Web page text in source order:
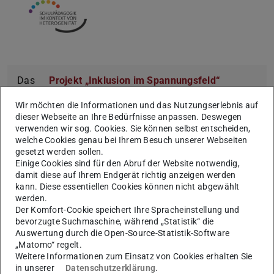
Das
Projekt „Inklusion im Spannungsfeld“
schul-, sonder- und allgemeinpädagogischen sowie
soziologischen Perspektiven den institutionellen
Wandel im Bildungsbereich, der durch den
Inklusionsanspruch in Gang gesetzt wurde. Das
Projekt wird in Kooperation mit
Inklusionsforscher*innen der Universitäten Frankfurt
und Mainz durchgeführt und gefördert durch den
RMU-Initiativfond.
Das Teilprojekt „Anders – Aushandlungsprozesse
sonderpädagogischen Förderbedarfs“ untersucht, wie
Wir möchten die Informationen und das Nutzungserlebnis auf
dieser Webseite an Ihre Bedürfnisse anpassen. Deswegen
verwenden wir sog. Cookies. Sie können selbst entscheiden,
welche Cookies genau bei Ihrem Besuch unserer Webseiten
gesetzt werden sollen.
Einige Cookies sind für den Abruf der Website notwendig,
damit diese auf Ihrem Endgerät richtig anzeigen werden
kann. Diese essentiellen Cookies können nicht abgewählt
werden.
Der Komfort-Cookie speichert Ihre Spracheinstellung und
bevorzugte Suchmaschine, während „Statistik“ die
Auswertung durch die Open-Source-Statistik-Software
„Matomo“ regelt.
Weitere Informationen zum Einsatz von Cookies erhalten Sie
in unserer
Datenschutzerklärung.